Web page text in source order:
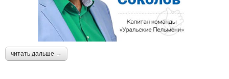
читать дальше →